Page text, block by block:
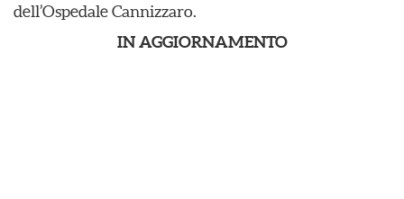
dell’Ospedale Cannizzaro.
IN AGGIORNAMENTO